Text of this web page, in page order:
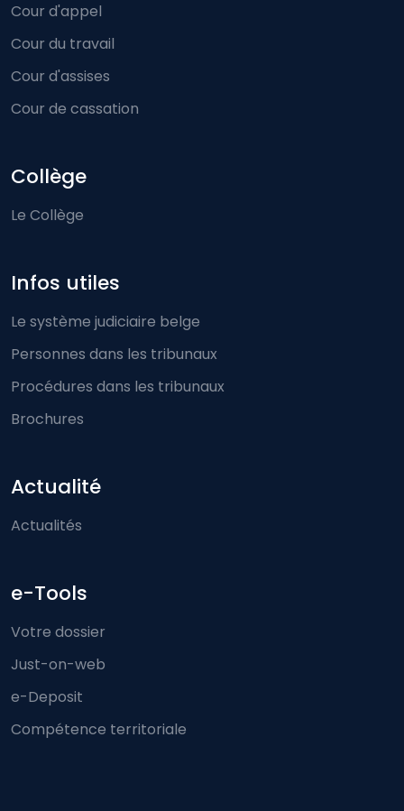
Cour d'appel
Cour du travail
Cour d'assises
Cour de cassation
Collège
Le Collège
Infos utiles
Le système judiciaire belge
Personnes dans les tribunaux
Procédures dans les tribunaux
Brochures
Actualité
Actualités
e-Tools
Votre dossier
Just-on-web
e-Deposit
Compétence territoriale